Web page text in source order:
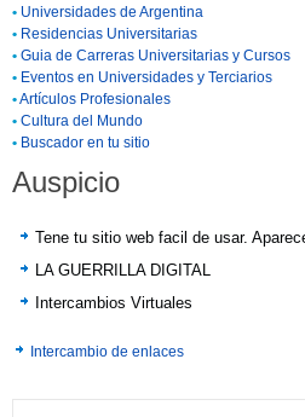
• Universidades de Argentina
• Residencias Universitarias
• Guia de Carreras Universitarias y Cursos
• Eventos en Universidades y Terciarios
•Artículos Profesionales
• Cultura del Mundo
• Buscador en tu sitio
Auspicio
Tene tu sitio web facil de usar.
LA GUERRILLA DIGITAL
Intercambios Virtuales
Intercambio de enlaces